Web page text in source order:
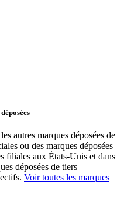
autres marques déposées de
ou des marques déposées
filiales aux États-Unis et dans
déposées de tiers
Voir toutes les marques